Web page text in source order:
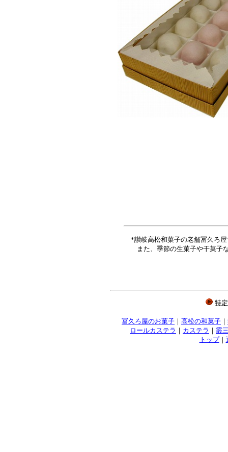
*讃岐高松和菓子の老舗冨久ろ
また、季節の生菓子や干菓子
特
冨久ろ屋のお菓子 ｜ 高松の和菓子 ｜
ロールカステラ ｜ カステラ ｜ 霰
トップ｜